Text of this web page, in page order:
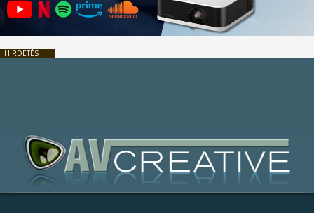
HIRDETÉS